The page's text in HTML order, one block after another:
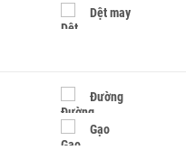
Dệt may
Đường
Gạo